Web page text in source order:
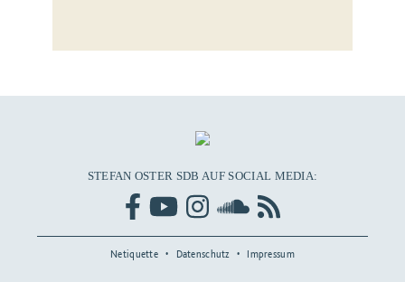
STEFAN OSTER SDB AUF SOCIAL MEDIA:
Netiquette Datenschutz Impressum